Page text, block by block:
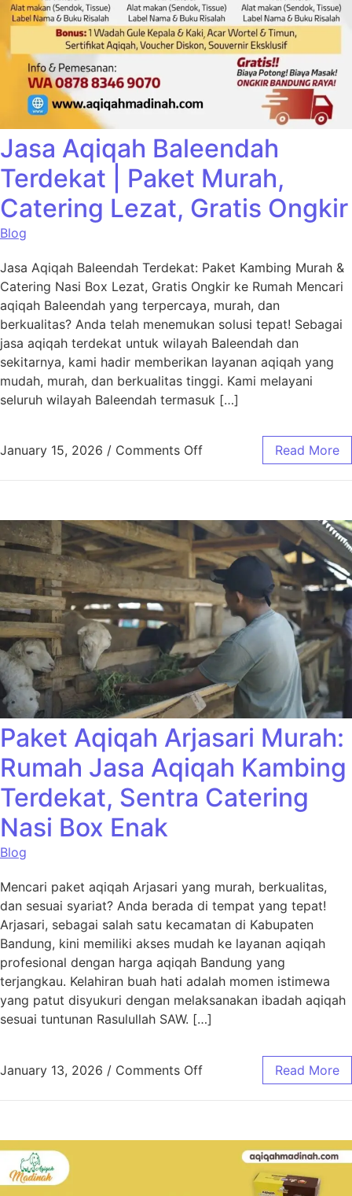
Jasa Aqiqah Baleendah
Terdekat | Paket Murah,
Catering Lezat, Gratis Ongkir
Blog
Jasa Aqiqah Baleendah Terdekat: Paket Kambing Murah &
Catering Nasi Box Lezat, Gratis Ongkir ke Rumah Mencari
aqiqah Baleendah yang terpercaya, murah, dan
berkualitas? Anda telah menemukan solusi tepat! Sebagai
jasa aqiqah terdekat untuk wilayah Baleendah dan
sekitarnya, kami hadir memberikan layanan aqiqah yang
mudah, murah, dan berkualitas tinggi. Kami melayani
seluruh wilayah Baleendah termasuk […]
January 15, 2026 / Comments Off Read More
Paket Aqiqah Arjasari Murah:
Rumah Jasa Aqiqah Kambing
Terdekat, Sentra Catering
Nasi Box Enak
Blog
Mencari paket aqiqah Arjasari yang murah, berkualitas,
dan sesuai syariat? Anda berada di tempat yang tepat!
Arjasari, sebagai salah satu kecamatan di Kabupaten
Bandung, kini memiliki akses mudah ke layanan aqiqah
profesional dengan harga aqiqah Bandung yang
terjangkau. Kelahiran buah hati adalah momen istimewa
yang patut disyukuri dengan melaksanakan ibadah aqiqah
sesuai tuntunan Rasulullah SAW. […]
January 13, 2026 / Comments Off Read More